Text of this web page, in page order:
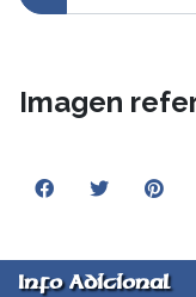
Imagen
Info Adicional